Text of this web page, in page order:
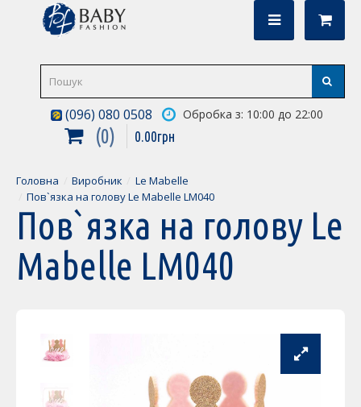
(096) 080 0508 Обробка з: 10:00 до 22:00
0 0.00грн
Головна Виробник
Le Mabelle
Пов`язка на голову Le Mabelle LM040
Пов`язка на голову Le
Mabelle LM040